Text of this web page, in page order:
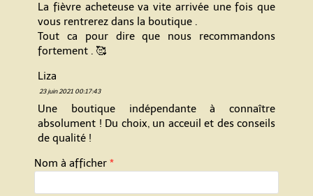
La fièvre acheteuse va vite arrivée une fois que
vous rentrerez dans la boutique .
Tout ca pour dire que nous recommandons
fortement . 🥰
Liza
23 juin 2021 00:17:43
Une boutique indépendante à connaître
absolument ! Du choix, un acceuil et des conseils
de qualité !
Nom à afficher *